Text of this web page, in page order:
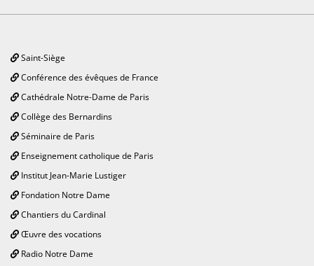
Saint-Siège
Conférence des évêques de France
Cathédrale Notre-Dame de Paris
Collège des Bernardins
Séminaire de Paris
Enseignement catholique de Paris
Institut Jean-Marie Lustiger
Fondation Notre Dame
Chantiers du Cardinal
Œuvre des vocations
Radio Notre Dame